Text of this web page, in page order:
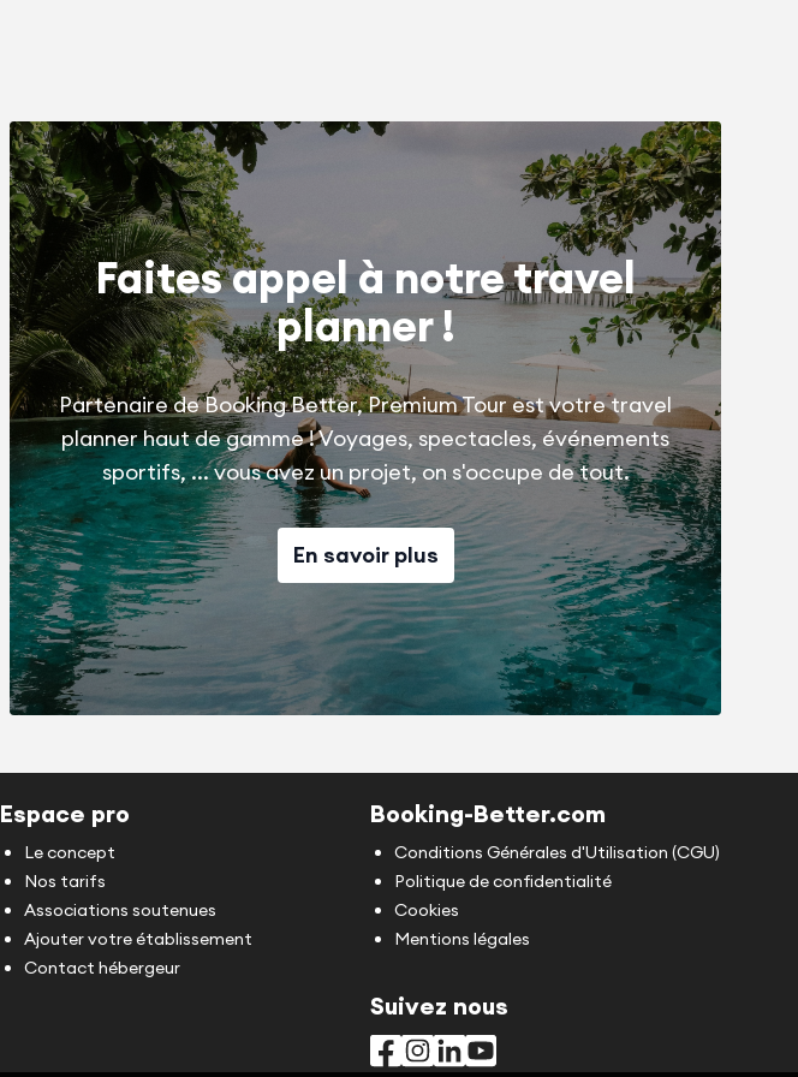
Faites appel à notre travel
planner !
Partenaire de Booking Better, Premium Tour est votre travel
planner haut de gamme ! Voyages, spectacles, événements
sportifs, ... vous avez un projet, on s'occupe de tout.
En savoir plus
Espace pro
Le concept
Nos tarifs
Associations soutenues
Ajouter votre établissement
Contact hébergeur
Booking-Better.com
Conditions Générales d'Utilisation (CGU)
Politique de confidentialité
Cookies
Mentions légales
Suivez nous